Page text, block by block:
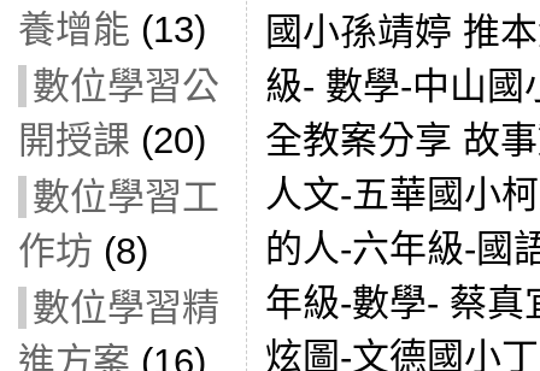
養增能 (13)
數位學習公
開授課 (20)
數位學習工
作坊 (8)
數位學習精
進方案 (16)
國小孫靖婷 推
級- 數學-中山國
全教案分享 故
人文-五華國小
的人-六年級-國
年級-數學- 蔡真
炫圖-文德國小